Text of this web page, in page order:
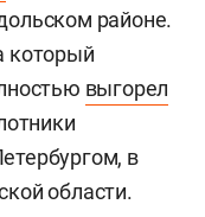
районе.
который
выгорел
в
области.